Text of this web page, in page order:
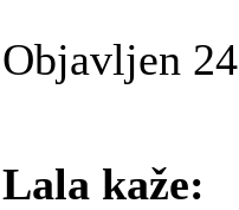
Objavljen
Lala kaže: